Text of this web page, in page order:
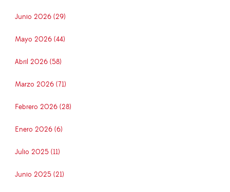
Junio 2026 (29)
Mayo 2026 (44)
Abril 2026 (58)
Marzo 2026 (71)
Febrero 2026 (28)
Enero 2026 (6)
Julio 2025 (11)
Junio 2025 (21)